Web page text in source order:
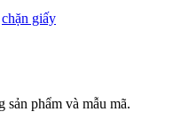
chặn giấy
sản phẩm và mẫu mã.